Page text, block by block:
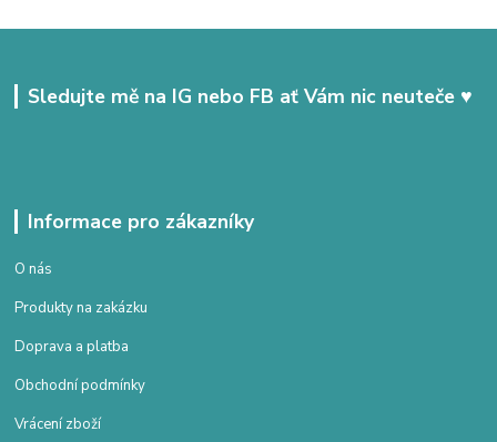
Sledujte mě na IG nebo FB ať Vám nic neuteče ♥
Informace pro zákazníky
O nás
Produkty na zakázku
Doprava a platba
Obchodní podmínky
Vrácení zboží